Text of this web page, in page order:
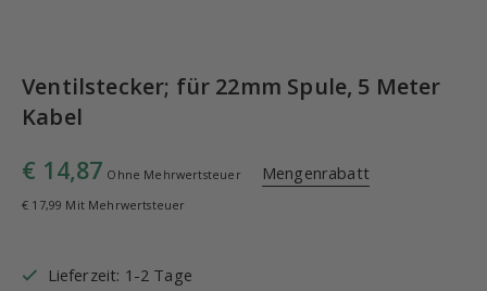
Ventilstecker; für 22mm Spule, 5 Meter
Kabel
€ 14,87 Ohne Mehrwertsteuer Mengenrabatt
€ 17,99 Mit Mehrwertsteuer
Lieferzeit: 1-2 Tage